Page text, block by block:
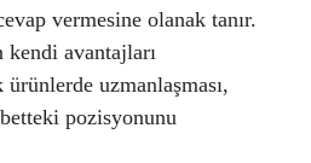
vermesine olanak tanır.
avantajları
uzmanlaşması,
pozisyonunu